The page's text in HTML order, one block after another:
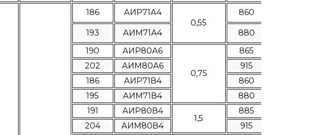
186
АИР71А4
0,55
860
193 АИМ71А4
880
190 АИР80А6
0,75
865
202
АИМ80А6
915
186 АИР71В4
860
195
АИМ71В4
880
191 АИР80В4
1,5
885
204
АИМ80В4
915